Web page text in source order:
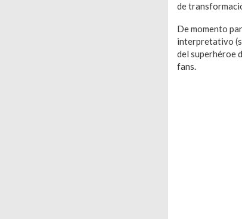
de
De momento
interpretativo
del superhéroe
fans.